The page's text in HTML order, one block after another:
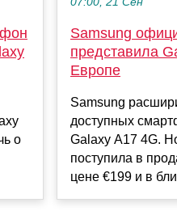
о
Samsung
представила
Европе
Samsung
доступных
Galaxy A17 4G.
поступила в
цене €199 и в